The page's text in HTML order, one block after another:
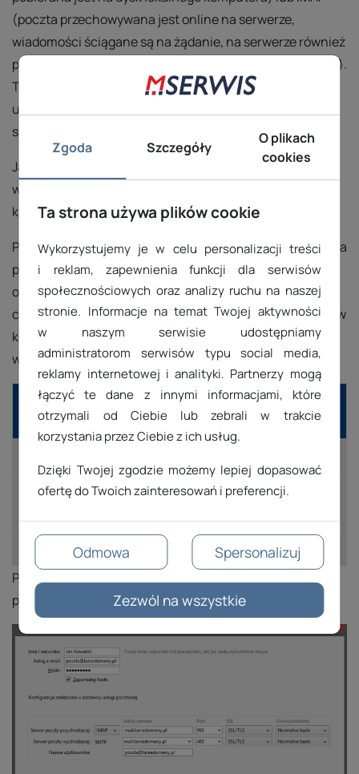
(poczta przechowywana jest online na serwerze,
wiadomości ściągane są na żądanie, na serwerze również
przechowywana jest poczta wychodząca w Thunderbird).
Typ serwera możesz zmienić później jedynie poprzez
usunięcie konta w programie Thunderbird i
skonfigurowanie go od nowa.
Jako serwer poczty przychodzącej oraz wychodzącej
wpisz mail, oraz nazwę Twojej domeny, oddzielone
kropką.
Poniższa tabela prezentuje poprawne wartości portów dla
poszczególnych usług. Zwróć uwagę, że większość
operatorów (w tym Orange, Dialog, Netia) blokuje
całkowicie ruch na porcie 25. W takim przypadku zmień w
konfiguracji programu (w ustawieniach poczty
wychodzącej) port SMTP na port 465 lub 587.
Usługa
pocztowa
Połączenie bez
SSL
Połączenie z
SSL
serwer SMTP
25
25
serwer IMAP
993
Poniższy ekran pokazuje optymalne ustawienia dla
przykładowej skrzynki pocztowej.
Zgoda Szczegóły
O plikach
cookies
Ta strona używa plików cookie
Wykorzystujemy je w celu personalizacji treści
i reklam, zapewnienia funkcji dla serwisów
społecznościowych oraz analizy ruchu na naszej
stronie. Informacje na temat Twojej aktywności
w naszym serwisie udostępniamy
administratorom serwisów typu social media,
reklamy internetowej i analityki. Partnerzy mogą
łączyć te dane z innymi informacjami, które
otrzymali od Ciebie lub zebrali w trakcie
korzystania przez Ciebie z ich usług.
Dzięki Twojej zgodzie możemy lepiej dopasować
ofertę do Twoich zainteresowań i preferencji.
Odmowa Spersonalizuj
Zezwól na wszystkie